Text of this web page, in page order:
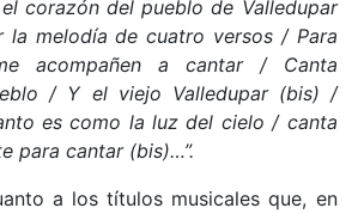
corazón del pueblo de Valledupar
la melodía de cuatro versos / Para
acompañen a cantar / Canta
/ Y el viejo Valledupar (bis) /
es como la luz del cielo / canta
para cantar (bis)…”.
a los títulos musicales que, en